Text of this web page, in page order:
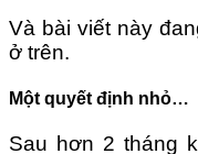
Và bài viết này
ở trên.
Một quyết định nhỏ…
Sau hơn 2 tháng